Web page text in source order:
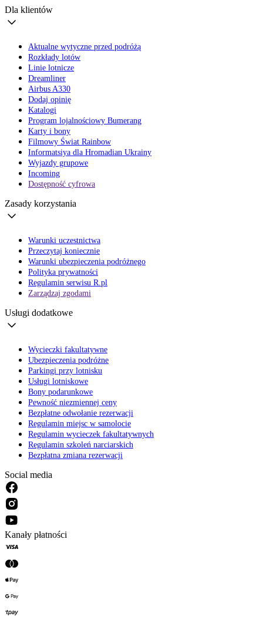
Dla klientów
Aktualne wytyczne przed podróżą
Rozkłady lotów
Linie lotnicze
Dreamliner
Airbus A330
Dodaj opinię
Katalogi
Program lojalnościowy Bumerang
Karty i bony
Filmowy Świat Rainbow
Informatsiya dla Hromadian Ukrainy
Wyjazdy grupowe
Incoming
Dostępność cyfrowa
Zasady korzystania
Warunki uczestnictwa
Przeczytaj koniecznie
Warunki ubezpieczenia podróżnego
Polityka prywatności
Regulamin serwisu R.pl
Zarządzaj zgodami
Usługi dodatkowe
Wycieczki fakultatywne
Ubezpieczenia podróżne
Parkingi przy lotnisku
Usługi lotniskowe
Bony podarunkowe
Pewność niezmiennej ceny
Bezpłatne odwołanie rezerwacji
Regulamin miejsc w samolocie
Regulamin wycieczek fakultatywnych
Regulamin szkoleń narciarskich
Bezpłatna zmiana rezerwacji
Social media
Kanały płatności